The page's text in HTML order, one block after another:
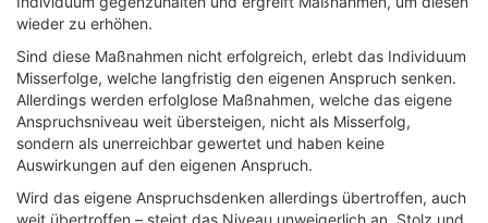
wieder zu erhöhen.
Sind diese Maßnahmen nicht erfolgreich, erlebt das Individuum
Misserfolge, welche langfristig den eigenen Anspruch senken.
Allerdings werden erfolglose Maßnahmen, welche das eigene
Anspruchsniveau weit übersteigen, nicht als Misserfolg,
sondern als unerreichbar gewertet und haben keine
Auswirkungen auf den eigenen Anspruch.
Wird das eigene Anspruchsdenken allerdings übertroffen, auch
weit übertroffen – steigt das Niveau unweigerlich an. Stolz und